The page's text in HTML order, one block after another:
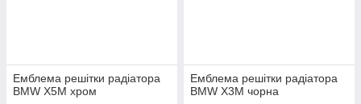
Емблема решітки радіатора
BMW X5M хром
Емблема решітки радіатора
BMW X3M чорна